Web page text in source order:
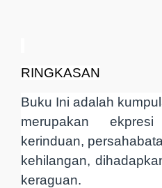
RINGKASAN
Buku Ini adalah
merupakan
kerinduan,
kehilangan,
keraguan.